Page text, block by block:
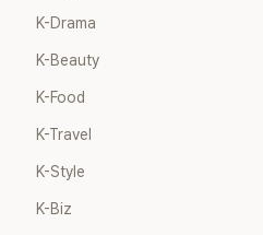
K-Drama
K-Beauty
K-Food
K-Travel
K-Style
K-Biz